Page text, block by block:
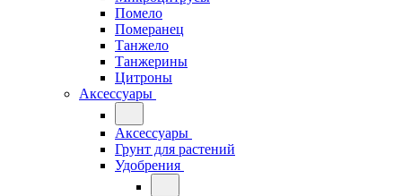
Помело
Померанец
Танжело
Танжерины
Цитроны
Аксессуары
Аксессуары
Грунт для растений
Удобрения